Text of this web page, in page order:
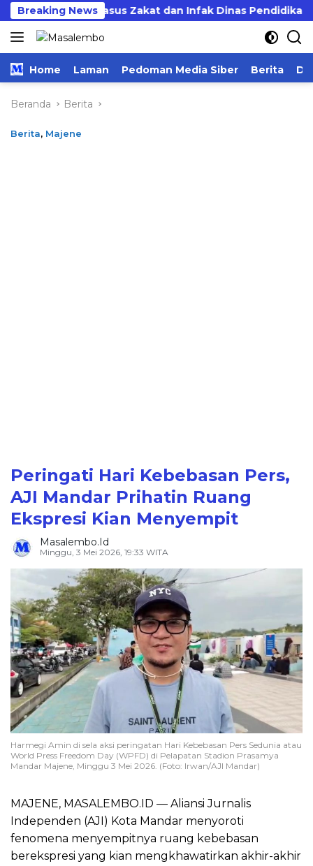
Langsung
ke
konten
Breaking News
Tuntas Kasus Zakat dan Infak Dinas Pendidikan
Home Laman Pedoman Media Siber Berita
Beranda Berita
Berita, Majene
Peringati Hari Kebebasan Pers,
AJI Mandar Prihatin Ruang
Ekspresi Kian Menyempit
Masalembo.id
Minggu, 3 Mei 2026, 19:33 WITA
Harmegi Amin di sela aksi peringatan Hari Kebebasan Pers Sedunia atau
World Press Freedom Day (WPFD) di Pelapatan Stadion Prasamya
Mandar Majene, Minggu 3 Mei 2026. (Foto: Irwan/AJI Mandar)
MAJENE, MASALEMBO.ID — Aliansi Jurnalis
Independen (AJI) Kota Mandar menyoroti
fenomena menyempitnya ruang kebebasan
berekspresi yang kian mengkhawatirkan akhir-akhir